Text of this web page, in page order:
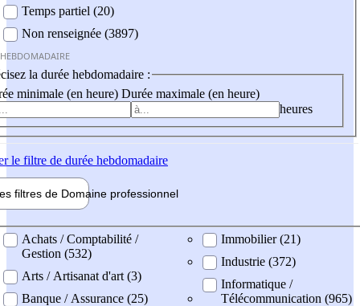
Temps partiel (20)
Non renseignée (3897)
la durée hebdomadaire :
minimale (en heure) Durée maximale (en heure)
heures
le filtre de durée hebdomadaire
filtres de Domaine professionnel
professionel
Achats / Comptabilité /
Gestion (532)
Arts / Artisanat d'art (3)
Banque / Assurance (25)
Immobilier (21)
Industrie (372)
Informatique /
Télécommunication (965)